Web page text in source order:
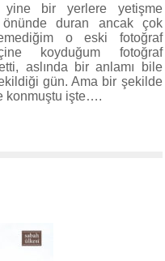
yine bir yerlere yetişme
önünde duran ancak çok
o eski fotoğraf
koyduğum fotoğraf
aslında bir anlamı bile
gün. Ama bir şekilde
konmuştu işte….